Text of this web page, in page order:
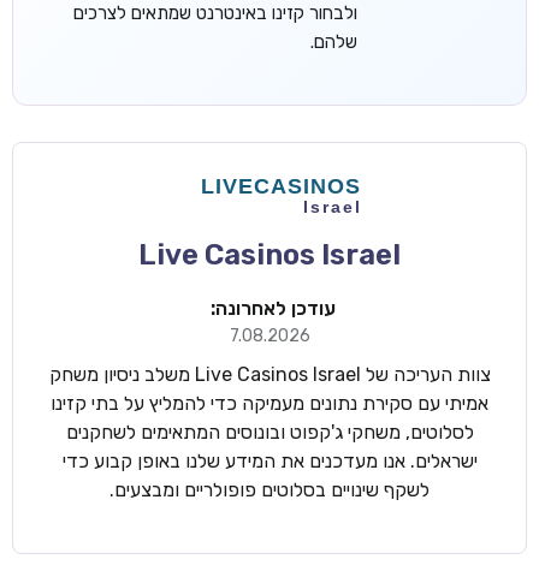
ולבחור קזינו באינטרנט שמתאים לצרכים
שלהם.
Live Casinos Israel
עודכן לאחרונה:
7.08.2026
צוות העריכה של Live Casinos Israel משלב ניסיון משחק
אמיתי עם סקירת נתונים מעמיקה כדי להמליץ על בתי קזינו
לסלוטים, משחקי ג'קפוט ובונוסים המתאימים לשחקנים
ישראלים. אנו מעדכנים את המידע שלנו באופן קבוע כדי
לשקף שינויים בסלוטים פופולריים ומבצעים.